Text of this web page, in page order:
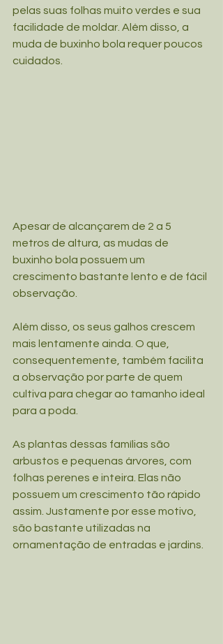
pelas suas folhas muito verdes e sua
facilidade de moldar. Além disso, a
muda de buxinho bola requer poucos
cuidados.
Apesar de alcançarem de 2 a 5
metros de altura, as mudas de
buxinho bola possuem um
crescimento bastante lento e de fácil
observação.
Além disso, os seus galhos crescem
mais lentamente ainda. O que,
consequentemente, também facilita
a observação por parte de quem
cultiva para chegar ao tamanho ideal
para a poda.
As plantas dessas famílias são
arbustos e pequenas árvores, com
folhas perenes e inteira. Elas não
possuem um crescimento tão rápido
assim. Justamente por esse motivo,
são bastante utilizadas na
ornamentação de entradas e jardins.